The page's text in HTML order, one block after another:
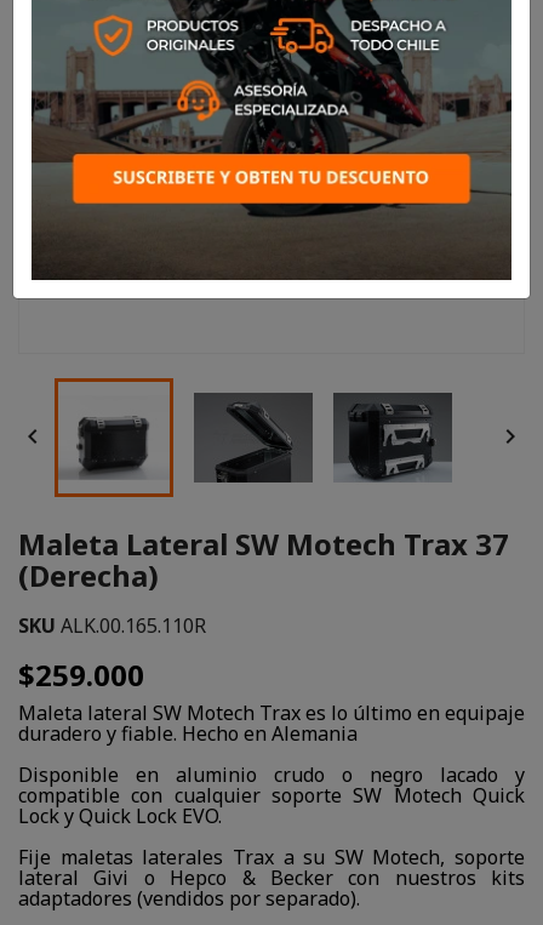
 
Maleta Lateral SW Motech Trax 37
(Derecha)
SKU ALK.00.165.110R
$259.000
Maleta lateral SW Motech Trax es lo último en equipaje
duradero y fiable. Hecho en Alemania
Disponible en aluminio crudo o negro lacado y
compatible con cualquier soporte SW Motech Quick
Lock y Quick Lock EVO.
Fije maletas laterales Trax a su SW Motech, soporte
lateral Givi o Hepco & Becker con nuestros kits
adaptadores (vendidos por separado).